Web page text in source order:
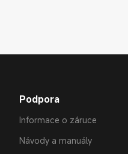
Podpora
Informace o záruce
Návody a manuály